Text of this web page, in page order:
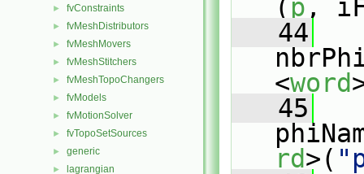
► fvConstraints
► fvMeshDistributors
► fvMeshMovers
► fvMeshStitchers
► fvMeshTopoChangers
► fvModels
► fvMotionSolver
► fvTopoSetSources
► generic
► lagrangian
( p ,
   44
<word
   45
rd>(